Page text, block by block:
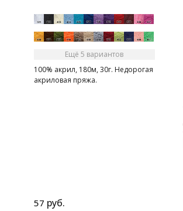
Ещё 5 вариантов
100% акрил, 180м, 30г. Недорогая
акриловая пряжа.
57 руб.